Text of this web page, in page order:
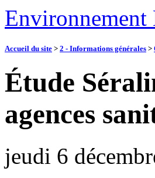
Environnement
Accueil du site > 2 - Informations générales >
Étude
agences
jeudi 6